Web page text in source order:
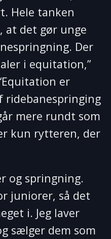
Hele tanken
at det gør unge
Der
i equitation,”
er
ridebanespringing
mere rundt som
kun rytteren, der
og springning.
juniorer, så det
i. Jeg laver
sælger dem som